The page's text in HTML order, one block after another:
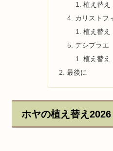
植え替え
カリストフ
植え替え
デシプラエ
植え替え
最後に
ホヤの植え替え2026